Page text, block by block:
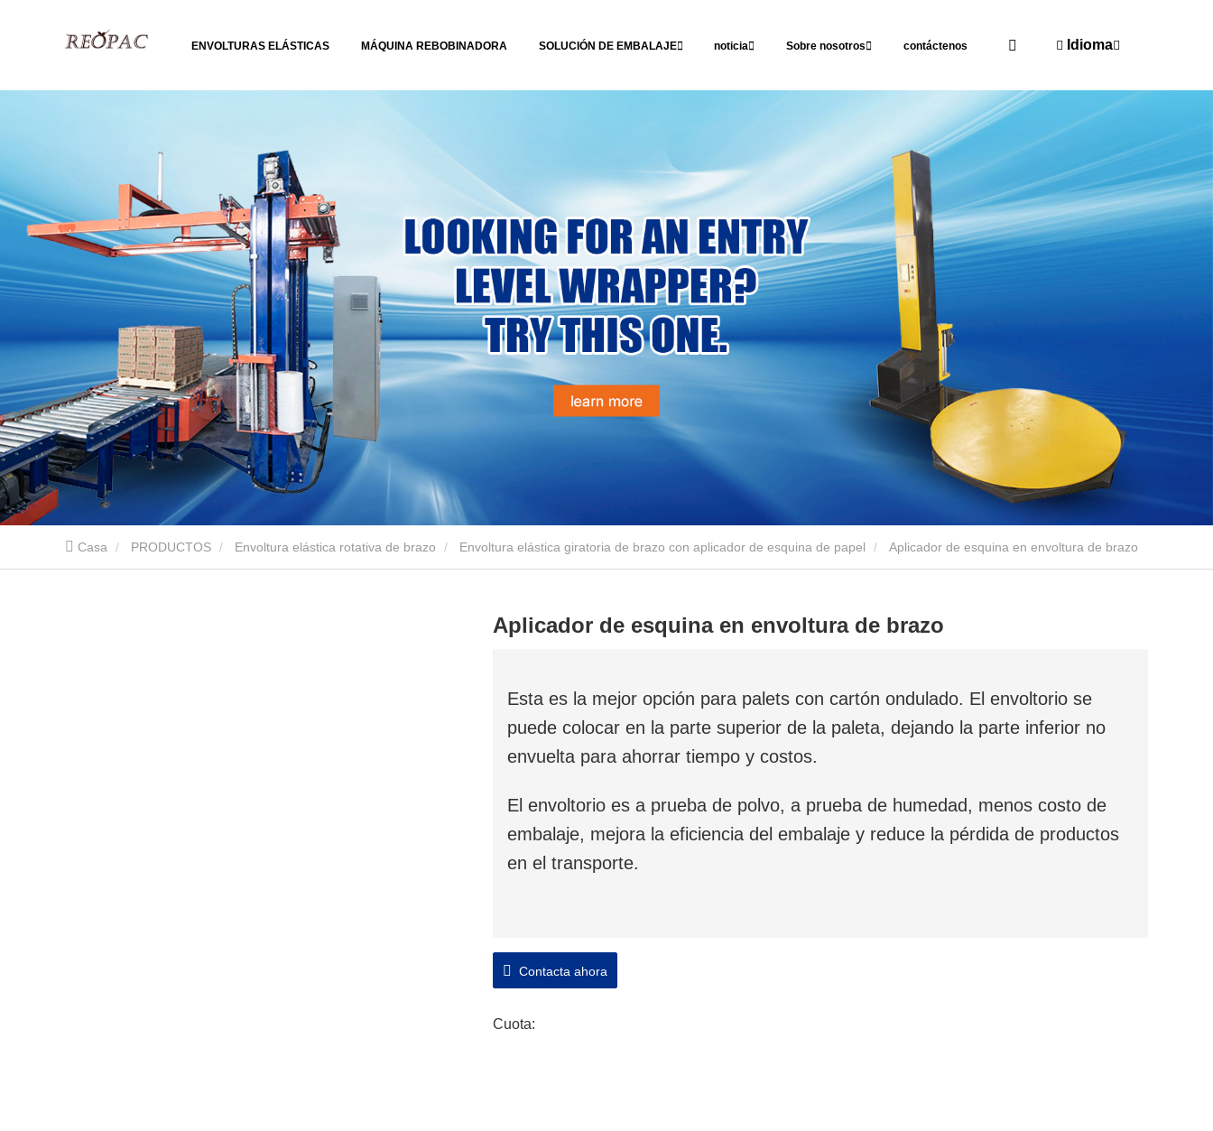
ENVOLTURAS ELÁSTICAS MÁQUINA REBOBINADORA SOLUCIÓN DE EMBALAJE noticia Sobre nosotros contáctenos Idioma
Casa PRODUCTOS Envoltura elástica rotativa de brazo Envoltura elástica giratoria de brazo con aplicador de esquina de papel Aplicador de esquina en envoltura de brazo
Aplicador de esquina en envoltura de brazo
Esta es la mejor opción para palets con cartón ondulado. El envoltorio se
puede colocar en la parte superior de la paleta, dejando la parte inferior no
envuelta para ahorrar tiempo y costos.
El envoltorio es a prueba de polvo, a prueba de humedad, menos costo de
embalaje, mejora la eficiencia del embalaje y reduce la pérdida de productos
en el transporte.
Contacta ahora
Cuota: